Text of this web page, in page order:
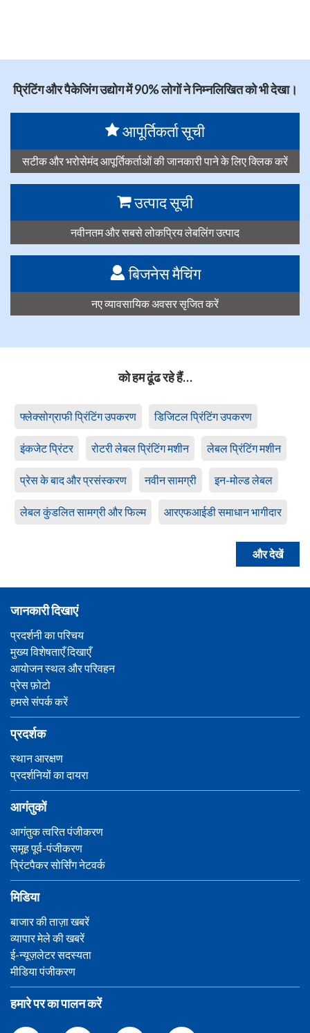
प्रिंटिंग और पैकेजिंग उद्योग में 90% लोगों ने निम्नलिखित को भी देखा।
आपूर्तिकर्ता सूची
सटीक और भरोसेमंद आपूर्तिकर्ताओं की जानकारी पाने के लिए क्लिक करें
उत्पाद सूची
नवीनतम और सबसे लोकप्रिय लेबलिंग उत्पाद
बिजनेस मैचिंग
नए व्यावसायिक अवसर सृजित करें
को हम ढूंढ रहे हैं…
फ्लेक्सोग्राफी प्रिंटिंग उपकरण डिजिटल प्रिंटिंग उपकरण
इंकजेट प्रिंटर रोटरी लेबल प्रिंटिंग मशीन लेबल प्रिंटिंग मशीन
प्रेस के बाद और प्रसंस्करण नवीन सामग्री इन-मोल्ड लेबल
लेबल कुंडलित सामग्री और फिल्म आरएफआईडी समाधान भागीदार
और देखें
जानकारी दिखाएं
प्रदर्शनी का परिचय
मुख्य विशेषताएँ दिखाएँ
आयोजन स्थल और परिवहन
प्रेस फ़ोटो
हमसे संपर्क करें
प्रदर्शक
स्थान आरक्षण
प्रदर्शनियों का दायरा
आगंतुकों
आगंतुक त्वरित पंजीकरण
समूह पूर्व-पंजीकरण
प्रिंटपैकर सोर्सिंग नेटवर्क
मिडिया
बाजार की ताज़ा खबरें
व्यापार मेले की खबरें
ई-न्यूज़लेटर सदस्यता
मीडिया पंजीकरण
हमारे पर का पालन करें